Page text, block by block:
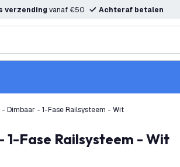
verzending vanaf €50 Achteraf betalen
Dimbaar - 1-Fase Railsysteem - Wit
1-Fase Railsysteem - Wit